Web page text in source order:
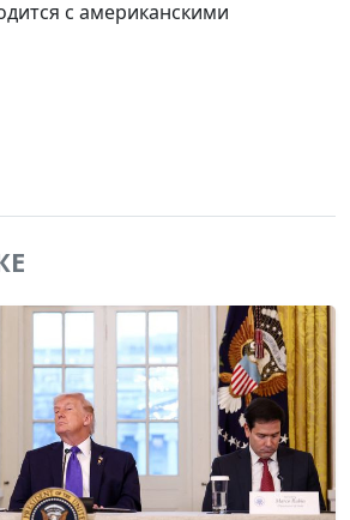
с американскими